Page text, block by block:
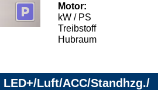
Motor:
kW / PS
Treibstoff
Hubraum
Luft/ACC/Standhzg./